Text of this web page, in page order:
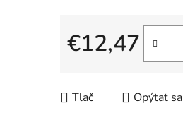
€12,47
Jednotková cena:
Tlač Opýtať sa